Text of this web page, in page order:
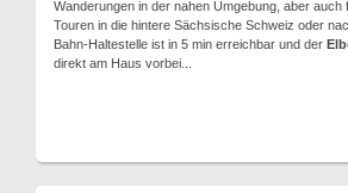
Wanderungen in der nahen Umgebung, aber auch
Touren in die hintere Sächsische Schweiz oder
Bahn-Haltestelle ist in 5 min erreichbar und der
direkt am Haus vorbei...